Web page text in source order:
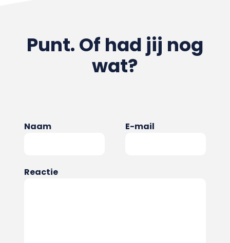
Punt. Of had jij nog
wat?
Naam E-mail
Reactie